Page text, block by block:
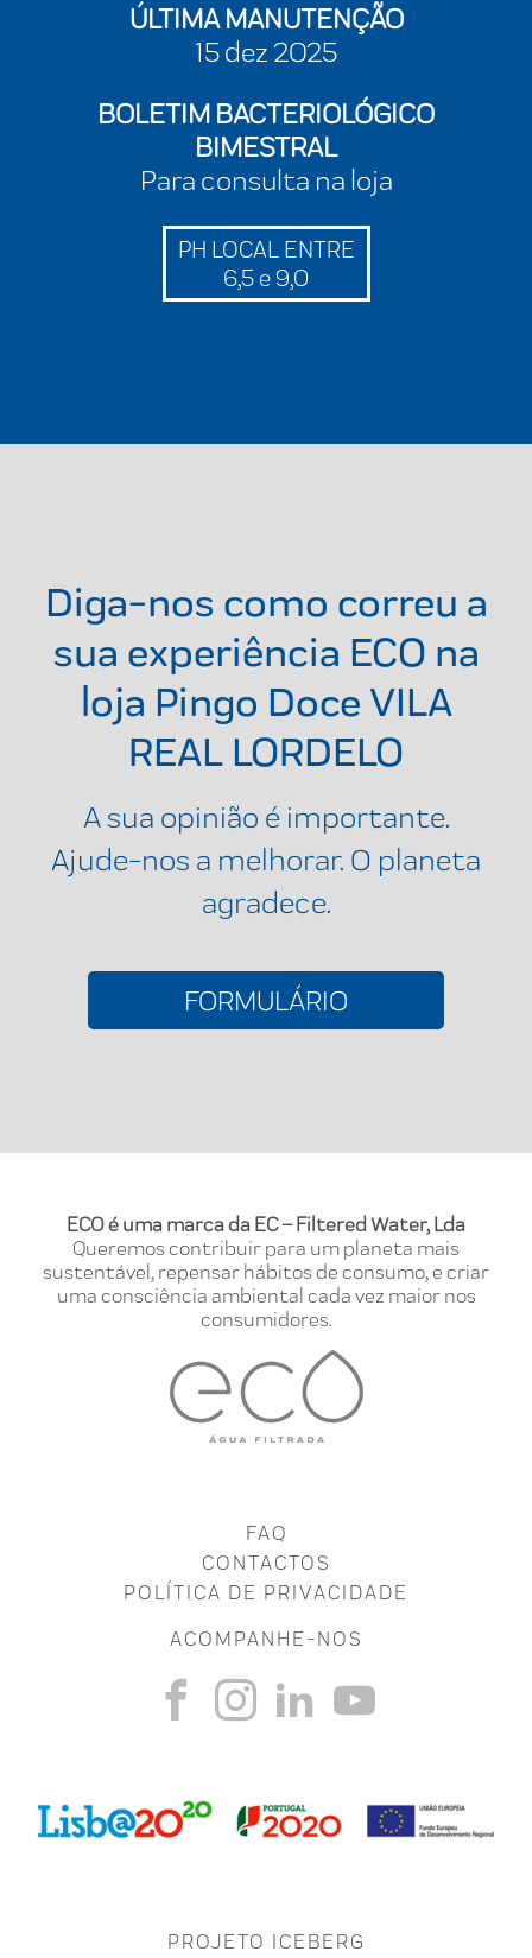
ÚLTIMA MANUTENÇÃO
15 dez 2025
BOLETIM BACTERIOLÓGICO
BIMESTRAL
Para consulta na loja
PH LOCAL ENTRE
6,5 e 9,0
Diga-nos como correu a
sua experiência ECO na
loja Pingo Doce VILA
REAL LORDELO
A sua opinião é importante.
Ajude-nos a melhorar. O planeta
agradece.
FORMULÁRIO
ECO é uma marca da EC – Filtered Water, Lda
Queremos contribuir para um planeta mais
sustentável, repensar hábitos de consumo, e criar
uma consciência ambiental cada vez maior nos
consumidores.
FAQ
CONTACTOS
POLÍTICA DE PRIVACIDADE
ACOMPANHE-NOS
PROJETO ICEBERG